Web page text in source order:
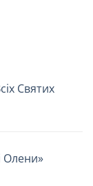
Святих
Олени»